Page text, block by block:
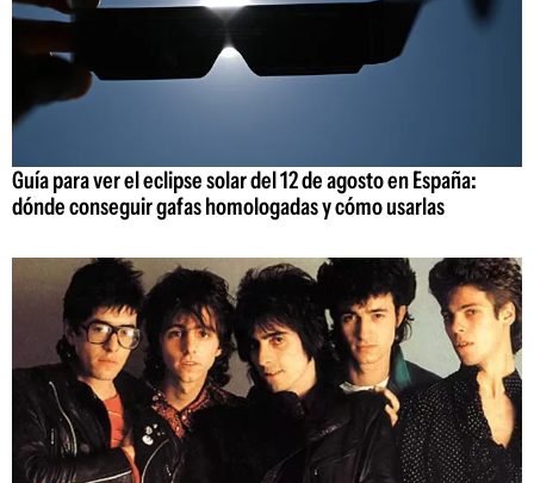
Guía para ver el eclipse solar del 12 de agosto en España:
dónde conseguir gafas homologadas y cómo usarlas